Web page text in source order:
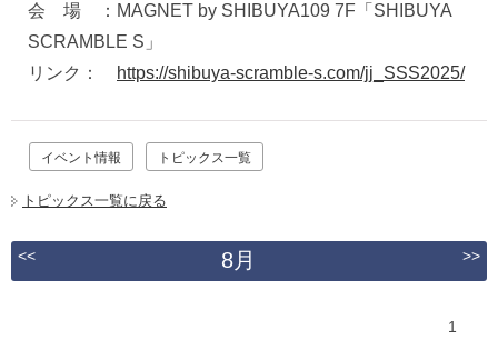
会 場 ：MAGNET by SHIBUYA109 7F「SHIBUYA
SCRAMBLE S」
リンク：
https://shibuya-scramble-s.com/jj_SSS2025/
イベント情報 トピックス一覧
トピックス一覧に戻る
<< 8月 >>
1